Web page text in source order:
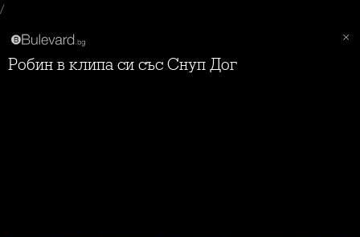
/
Робин в клипа си със Снуп Дог